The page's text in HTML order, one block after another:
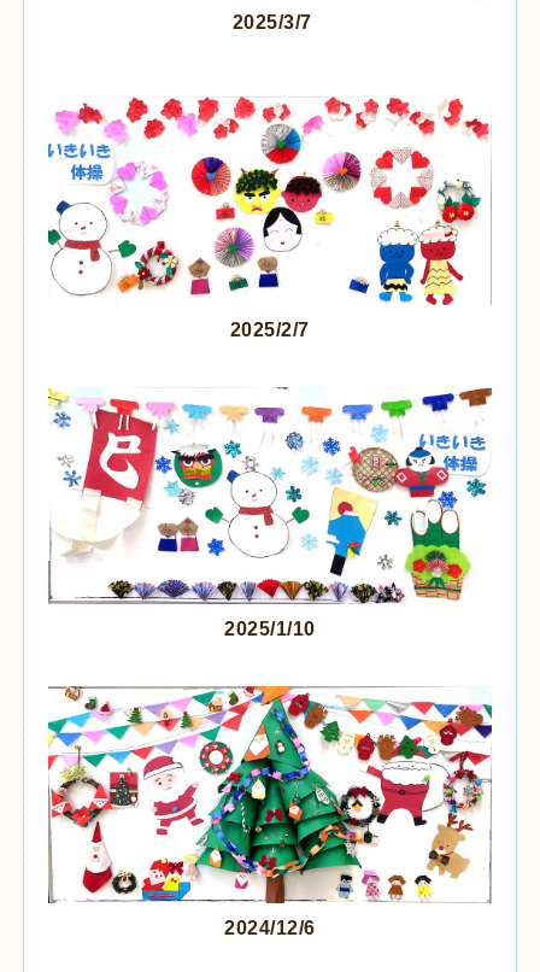
2025/3/7
2025/2/7
2025/1/10
2024/12/6